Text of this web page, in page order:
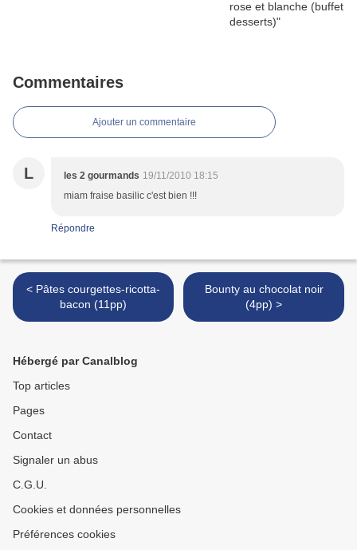
Commentaires
Ajouter un commentaire
L les 2 gourmands 19/11/2010 18:15
miam fraise basilic c'est bien !!!
Répondre
< Pâtes courgettes-ricotta-
bacon (11pp)
Bounty au chocolat noir
(4pp) >
Hébergé par Canalblog
Top articles
Pages
Contact
Signaler un abus
C.G.U.
Cookies et données personnelles
Préférences cookies